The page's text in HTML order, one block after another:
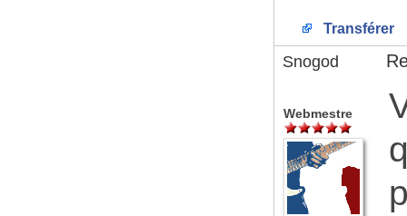
Transférer
Snogod
Webmestre